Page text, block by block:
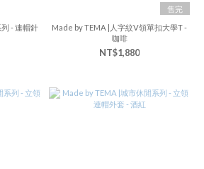
- 連帽針
售完
Made by TEMA |人字紋V領單扣大學T -
咖啡
NT$1,880